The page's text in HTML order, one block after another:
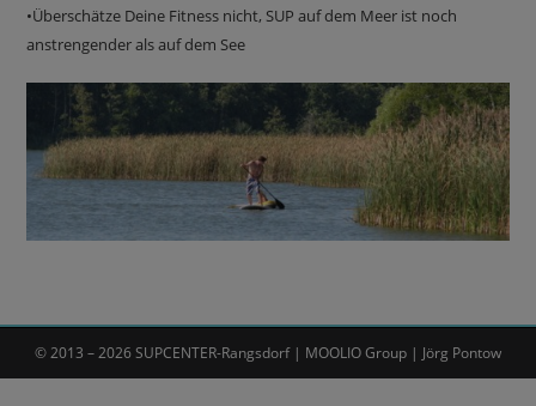
•Überschätze Deine Fitness nicht, SUP auf dem Meer ist noch
anstrengender als auf dem See
© 2013 – 2026 SUPCENTER-Rangsdorf | MOOLIO Group | Jörg Pontow